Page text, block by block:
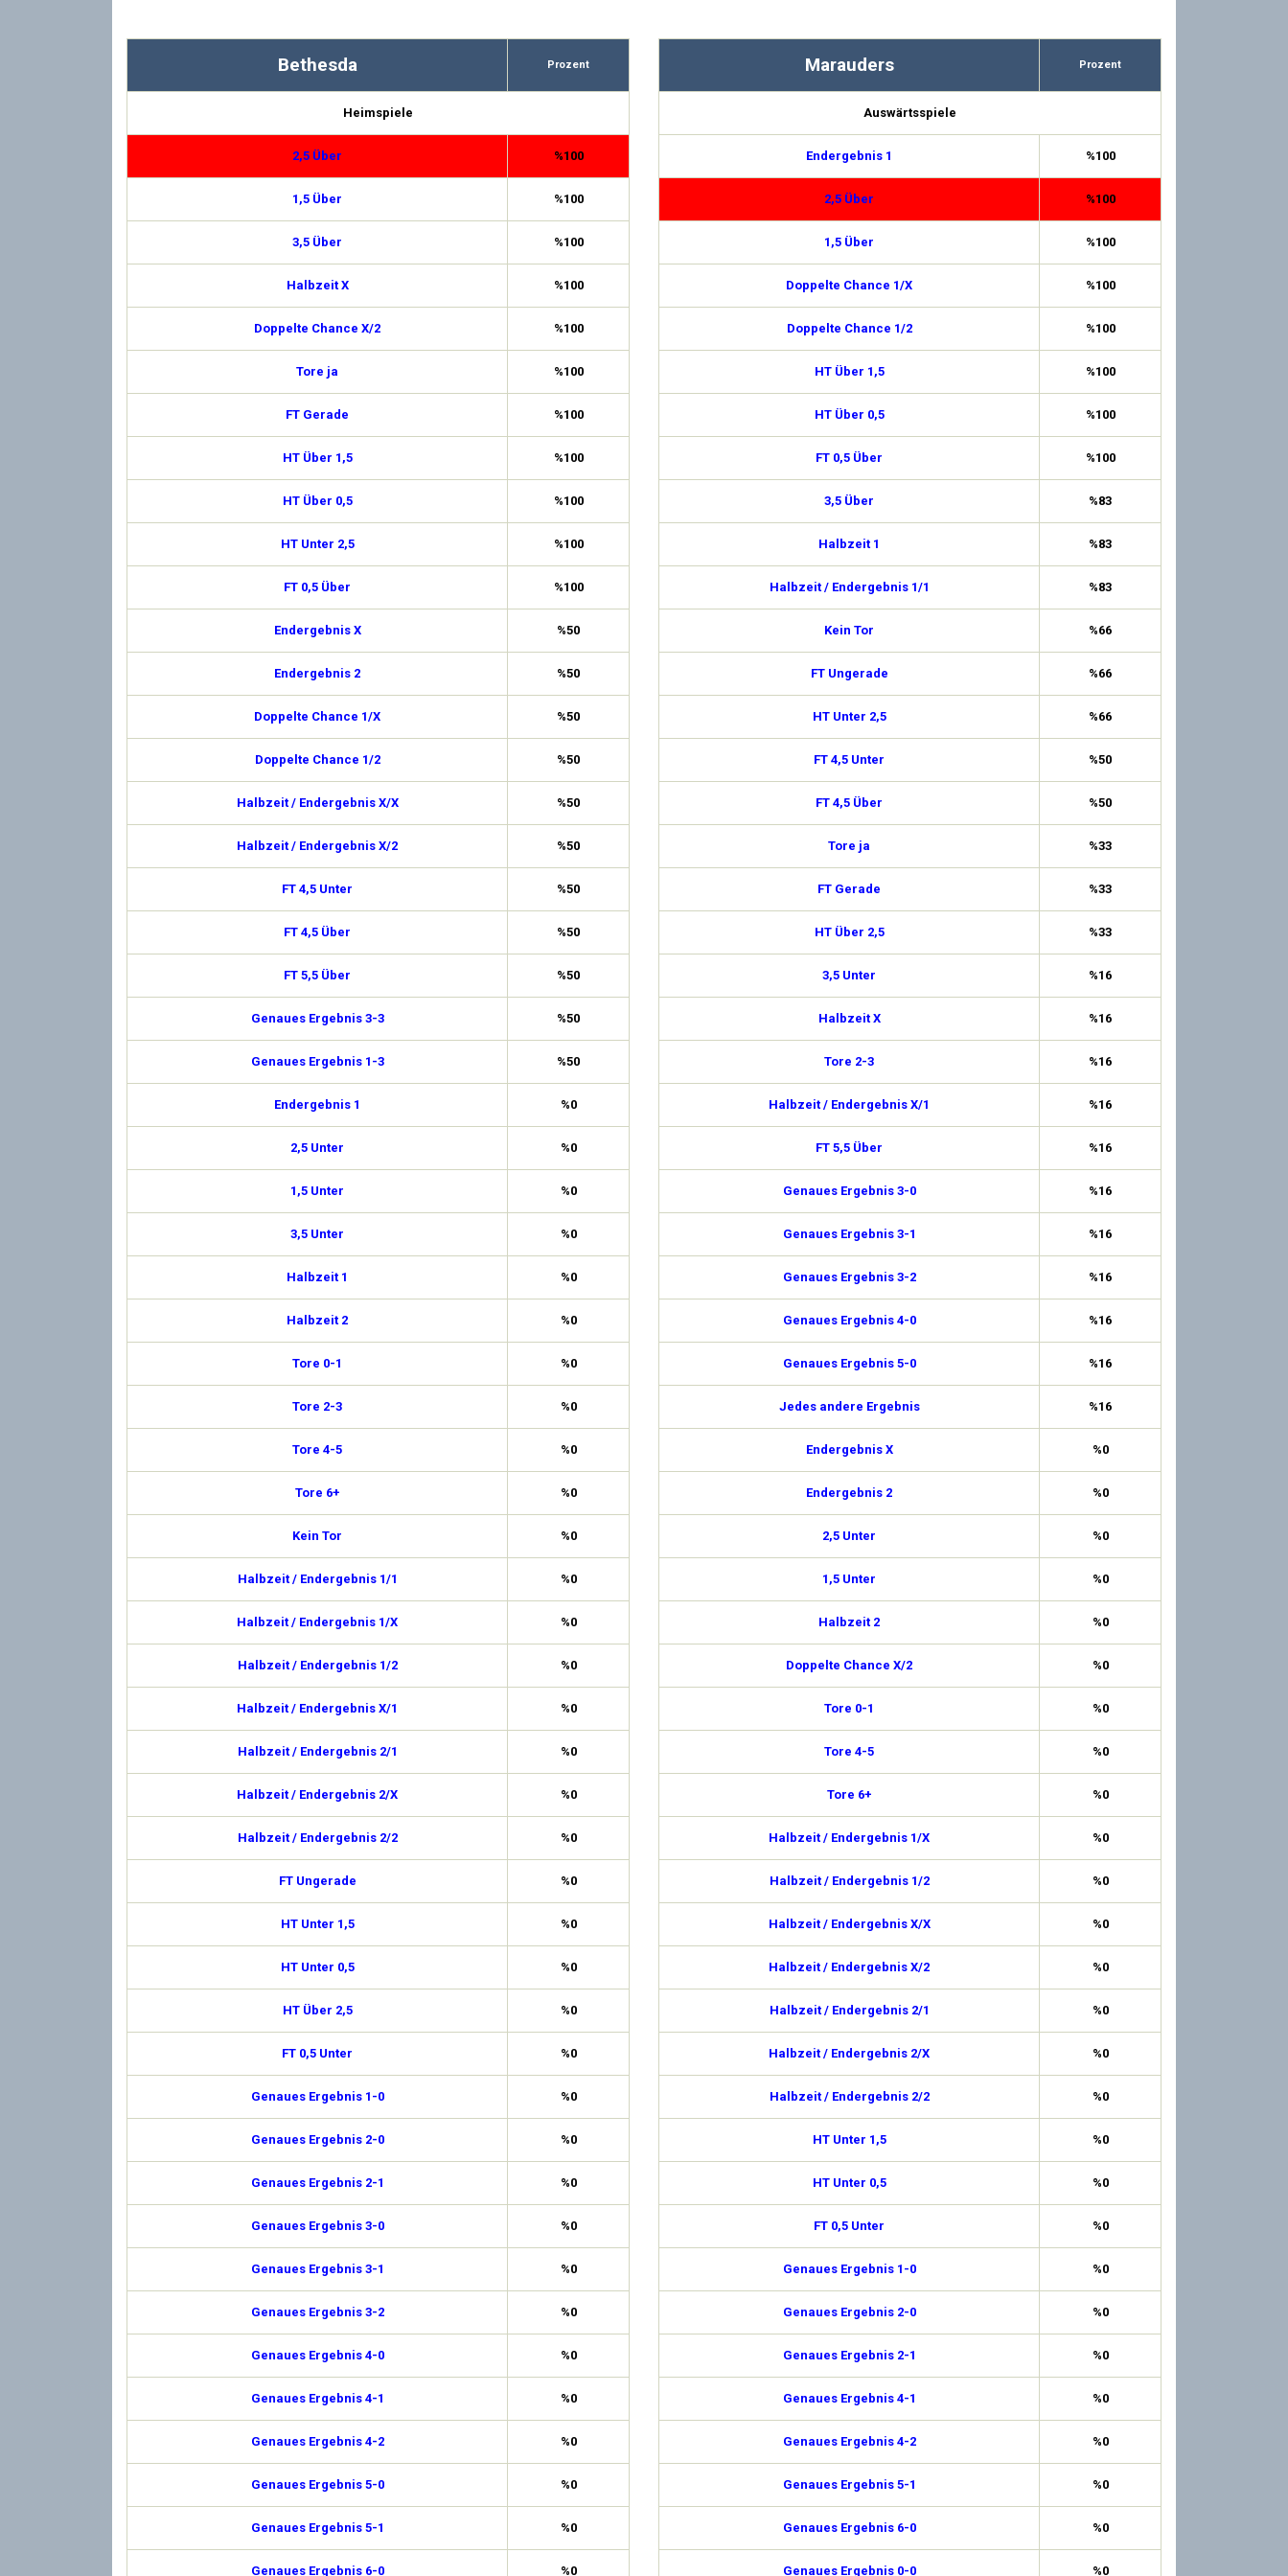
Bethesda Prozent
Heimspiele
2,5 Über %100
1,5 Über %100
3,5 Über %100
Halbzeit X %100
Doppelte Chance X/2 %100
Tore ja %100
FT Gerade %100
HT Über 1,5 %100
HT Über 0,5 %100
HT Unter 2,5 %100
FT 0,5 Über %100
Endergebnis X %50
Endergebnis 2 %50
Doppelte Chance 1/X %50
Doppelte Chance 1/2 %50
Halbzeit / Endergebnis X/X %50
Halbzeit / Endergebnis X/2 %50
FT 4,5 Unter %50
FT 4,5 Über %50
FT 5,5 Über %50
Genaues Ergebnis 3-3 %50
Genaues Ergebnis 1-3 %50
Endergebnis 1 %0
2,5 Unter %0
1,5 Unter %0
3,5 Unter %0
Halbzeit 1 %0
Halbzeit 2 %0
Tore 0-1 %0
Tore 2-3 %0
Tore 4-5 %0
Tore 6+ %0
Kein Tor %0
Halbzeit / Endergebnis 1/1 %0
Halbzeit / Endergebnis 1/X %0
Halbzeit / Endergebnis 1/2 %0
Halbzeit / Endergebnis X/1 %0
Halbzeit / Endergebnis 2/1 %0
Halbzeit / Endergebnis 2/X %0
Halbzeit / Endergebnis 2/2 %0
FT Ungerade %0
HT Unter 1,5 %0
HT Unter 0,5 %0
HT Über 2,5 %0
FT 0,5 Unter %0
Genaues Ergebnis 1-0 %0
Genaues Ergebnis 2-0 %0
Genaues Ergebnis 2-1 %0
Genaues Ergebnis 3-0 %0
Genaues Ergebnis 3-1 %0
Genaues Ergebnis 3-2 %0
Genaues Ergebnis 4-0 %0
Genaues Ergebnis 4-1 %0
Genaues Ergebnis 4-2 %0
Genaues Ergebnis 5-0 %0
Genaues Ergebnis 5-1 %0
Genaues Ergebnis 6-0 %0
Marauders Prozent
Auswärtsspiele
Endergebnis 1 %100
2,5 Über %100
1,5 Über %100
Doppelte Chance 1/X %100
Doppelte Chance 1/2 %100
HT Über 1,5 %100
HT Über 0,5 %100
FT 0,5 Über %100
3,5 Über %83
Halbzeit 1 %83
Halbzeit / Endergebnis 1/1 %83
Kein Tor %66
FT Ungerade %66
HT Unter 2,5 %66
FT 4,5 Unter %50
FT 4,5 Über %50
Tore ja %33
FT Gerade %33
HT Über 2,5 %33
3,5 Unter %16
Halbzeit X %16
Tore 2-3 %16
Halbzeit / Endergebnis X/1 %16
FT 5,5 Über %16
Genaues Ergebnis 3-0 %16
Genaues Ergebnis 3-1 %16
Genaues Ergebnis 3-2 %16
Genaues Ergebnis 4-0 %16
Genaues Ergebnis 5-0 %16
Jedes andere Ergebnis %16
Endergebnis X %0
Endergebnis 2 %0
2,5 Unter %0
1,5 Unter %0
Halbzeit 2 %0
Doppelte Chance X/2 %0
Tore 0-1 %0
Tore 4-5 %0
Tore 6+ %0
Halbzeit / Endergebnis 1/X %0
Halbzeit / Endergebnis 1/2 %0
Halbzeit / Endergebnis X/X %0
Halbzeit / Endergebnis X/2 %0
Halbzeit / Endergebnis 2/1 %0
Halbzeit / Endergebnis 2/X %0
Halbzeit / Endergebnis 2/2 %0
HT Unter 1,5 %0
HT Unter 0,5 %0
FT 0,5 Unter %0
Genaues Ergebnis 1-0 %0
Genaues Ergebnis 2-0 %0
Genaues Ergebnis 2-1 %0
Genaues Ergebnis 4-1 %0
Genaues Ergebnis 4-2 %0
Genaues Ergebnis 5-1 %0
Genaues Ergebnis 6-0 %0
Genaues Ergebnis 0-0 %0